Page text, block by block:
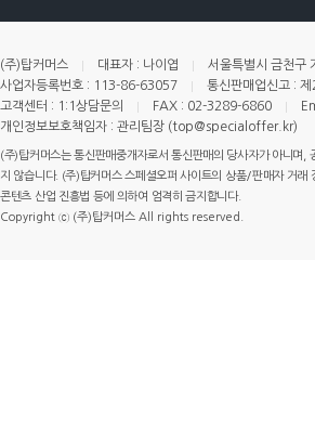
(주)탑커머스 대표자 : 나이엽
서울특별시 금천구
사업자등록번호 : 113-86-63057
통신판매업신고 :
고객센터 : 1:1상담문의
FAX : 02-3289-6860
개인정보보호책임자 : 관리팀장 (top@specialoffer.kr)
(주)탑커머스는 통신판매중개자로서 통신판매의 당사자가 아니며
지 않습니다. (주)탑커머스 스페셜오퍼 사이트의 상품/판매자 거
콘텐츠 산업 진흥법 등에 의하여 엄격히 금지합니다.
Copyright ⓒ (주)탑커머스 All rights reserved.